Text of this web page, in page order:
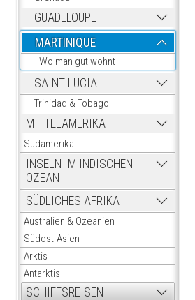
GUADELOUPE
MARTINIQUE
Wo man gut wohnt
SAINT LUCIA
Trinidad & Tobago
MITTELAMERIKA
Südamerika
INSELN IM INDISCHEN
OZEAN
SÜDLICHES AFRIKA
Australien & Ozeanien
Südost-Asien
Arktis
Antarktis
SCHIFFSREISEN